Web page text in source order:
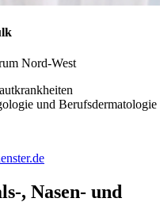
Nord-West
und Berufsdermatologie
, Nasen- und